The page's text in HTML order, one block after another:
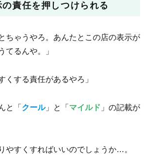
責任を押しつけられる
ちゃうやろ。あんたとこの店の表示が
てるんや。」
くする責任があるやろ」
と「 クール」と「 マイルド 」の記載が
やすくすればいいのでしょうか…。